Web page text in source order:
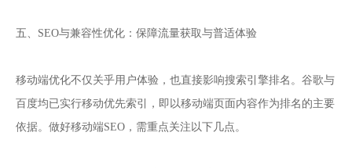
五、SEO与兼容性优化：保障流量获取与普适体验
移动端优化不仅关乎用户体验，也直接影响搜索引擎排名。谷歌与
百度均已实行移动优先索引，即以移动端页面内容作为排名的主要
依据。做好移动端SEO，需重点关注以下几点。